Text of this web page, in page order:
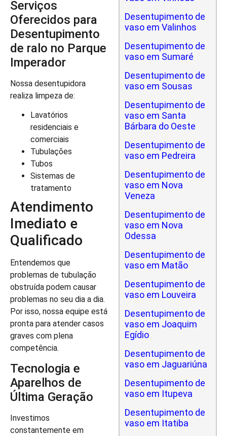
Serviços
Oferecidos para
Desentupimento
de ralo no Parque
Imperador
Nossa desentupidora
realiza limpeza de:
Lavatórios
residenciais e
comerciais
Tubulações
Tubos
Sistemas de
tratamento
Atendimento
Imediato e
Qualificado
Entendemos que
problemas de tubulação
obstruída podem causar
problemas no seu dia a dia.
Por isso, nossa equipe está
pronta para atender casos
graves com plena
competência.
Tecnologia e
Aparelhos de
Última Geração
Investimos
constantemente em
Desentupimento de
vaso em Valinhos
Desentupimento de
vaso em Sumaré
Desentupimento de
vaso em Sousas
Desentupimento de
vaso em Santa
Bárbara do Oeste
Desentupimento de
vaso em Pedreira
Desentupimento de
vaso em Nova
Veneza
Desentupimento de
vaso em Nova
Odessa
Desentupimento de
vaso em Matão
Desentupimento de
vaso em Louveira
Desentupimento de
vaso em Joaquim
Egídio
Desentupimento de
vaso em Jaguariúna
Desentupimento de
vaso em Itupeva
Desentupimento de
vaso em Itatiba